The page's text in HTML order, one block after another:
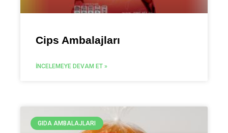
Cips Ambalajları
İNCELEMEYE DEVAM ET »
GIDA AMBALAJLARI